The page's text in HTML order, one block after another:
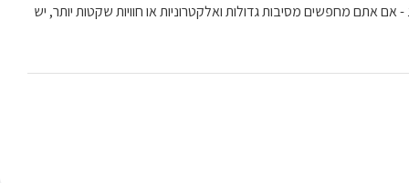
אם אתם מחפשים מסיבות גדולות ואלקטרוניות או חוויות שקטות יותר, יש